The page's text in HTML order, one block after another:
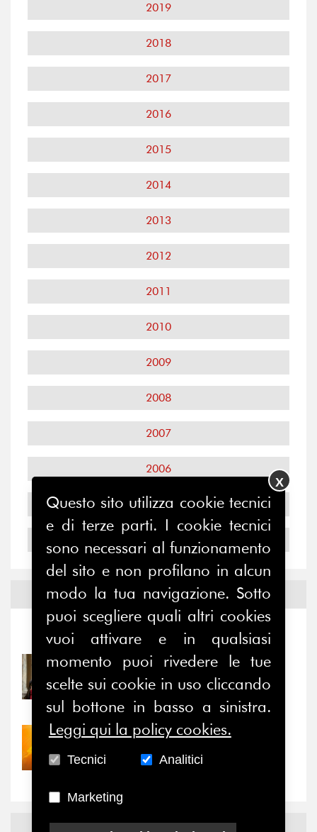
2019
2018
2017
2016
2015
2014
2013
2012
2011
2010
2009
2008
2007
2006
2005
2004
Notizie edEventi
Notizie - Eventi
31/07/2026
Prima della pausa estiva,
il valore di...
30/07/2026
Nove anni dopo la
“grande cecità”: la...
Questo sito utilizza cookie tecnici
e di terze parti. I cookie tecnici
sono necessari al funzionamento
del sito e non profilano in alcun
modo la tua navigazione. Sotto
puoi scegliere quali altri cookies
vuoi attivare e in qualsiasi
momento puoi rivedere le tue
scelte sui cookie in uso cliccando
sul bottone in basso a sinistra.
Leggi qui la policy cookies.
Tecnici Analitici
Marketing
X